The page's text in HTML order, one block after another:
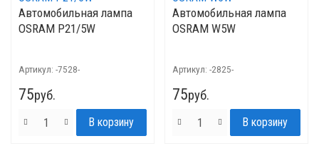
Автомобильная лампа
OSRAM P21/5W
Артикул: -7528-
75руб.
Автомобильная лампа
OSRAM W5W
Артикул: -2825-
75руб.